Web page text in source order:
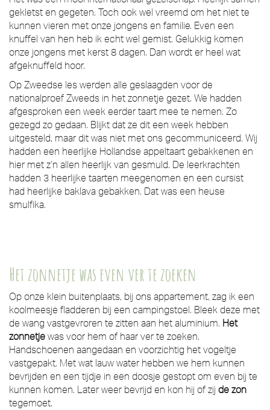
gekletst en gegeten. Toch ook wel vreemd om het niet te
kunnen vieren met onze jongens en familie. Even een
knuffel van hen heb ik echt wel gemist. Gelukkig komen
onze jongens met kerst 8 dagen. Dan wordt er heel wat
afgeknuffeld hoor.
Op Zweedse les werden alle geslaagden voor de
nationalproef Zweeds in het zonnetje gezet. We hadden
afgesproken een week eerder taart mee te nemen. Zo
gezegd zo gedaan. Blijkt dat ze dit een week hebben
uitgesteld, maar dit was niet met ons gecommuniceerd. Wij
hadden een heerlijke Hollandse appeltaart gebakkenen en
hier met z’n allen heerlijk van gesmuld. De leerkrachten
hadden 3 heerlijke taarten meegenomen en een cursist
had heerlijke baklava gebakken. Dat was een heuse
smulfika.
Het zonnetje was even ver te zoeken
Op onze klein buitenplaats, bij ons appartement, zag ik een
koolmeesje fladderen bij een campingstoel. Bleek deze met
de wang vastgevroren te zitten aan het aluminium. Het
zonnetje was voor hem of haar ver te zoeken.
Handschoenen aangedaan en voorzichtig het vogeltje
vastgepakt. Met wat lauw water hebben we hem kunnen
bevrijden en een tijdje in een doosje gestopt om even bij te
kunnen komen. Later weer bevrijd en kon hij of zij de zon
tegemoet.